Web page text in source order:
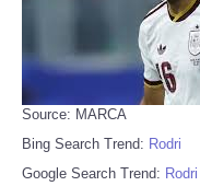
Source: MARCA
Bing Search Trend: Rodri
Google Search Trend: Rodri